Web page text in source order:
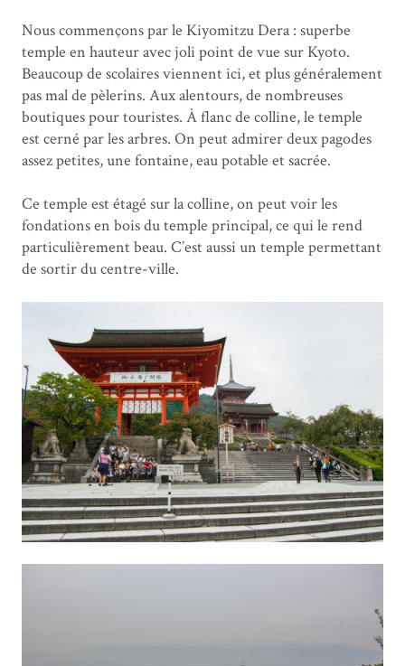
Nous commençons par le Kiyomitzu Dera : superbe
temple en hauteur avec joli point de vue sur Kyoto.
Beaucoup de scolaires viennent ici, et plus généralement
pas mal de pèlerins. Aux alentours, de nombreuses
boutiques pour touristes. À flanc de colline, le temple
est cerné par les arbres. On peut admirer deux pagodes
assez petites, une fontaine, eau potable et sacrée.
Ce temple est étagé sur la colline, on peut voir les
fondations en bois du temple principal, ce qui le rend
particulièrement beau. C’est aussi un temple permettant
de sortir du centre-ville.